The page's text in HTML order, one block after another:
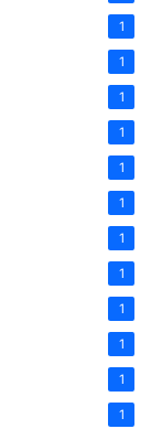
1
1
1
1
1
1
1
1
1
1
1
1